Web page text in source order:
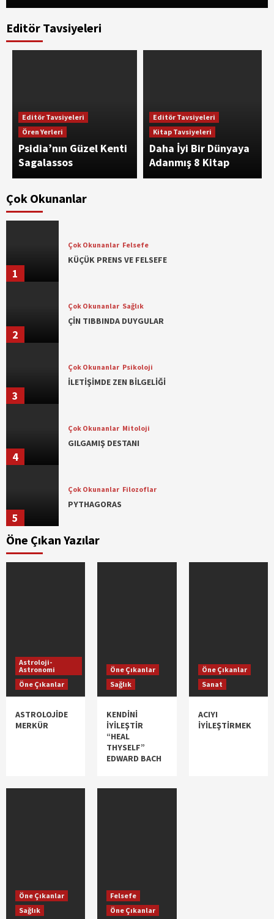
Editör Tavsiyeleri
Editör Tavsiyeleri
Ören Yerleri
Psidia’nın Güzel Kenti
Sagalassos
Editör Tavsiyeleri
Kitap Tavsiyeleri
Daha İyi Bir Dünyaya
Adanmış 8 Kitap
Çok Okunanlar
1
Çok Okunanlar Felsefe
KÜÇÜK PRENS VE FELSEFE
2
Çok Okunanlar Sağlık
ÇİN TIBBINDA DUYGULAR
3
Çok Okunanlar Psikoloji
İLETİŞİMDE ZEN BİLGELİĞİ
4
Çok Okunanlar Mitoloji
GILGAMIŞ DESTANI
5
Çok Okunanlar Filozoflar
PYTHAGORAS
Öne Çıkan Yazılar
Astroloji-
Astronomi
Öne Çıkanlar
ASTROLOJİDE
MERKÜR
Öne Çıkanlar
Sağlık
KENDİNİ
İYİLEŞTİR
“HEAL
THYSELF”
EDWARD BACH
Öne Çıkanlar
Sanat
ACIYI
İYİLEŞTİRMEK
Öne Çıkanlar
Sağlık
Felsefe
Öne Çıkanlar